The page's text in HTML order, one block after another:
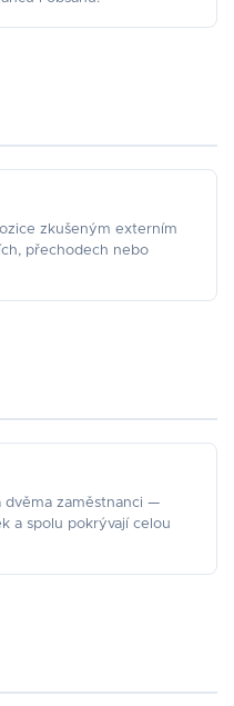
zkušeným externím
přechodech nebo
dvěma zaměstnanci —
a spolu pokrývají celou